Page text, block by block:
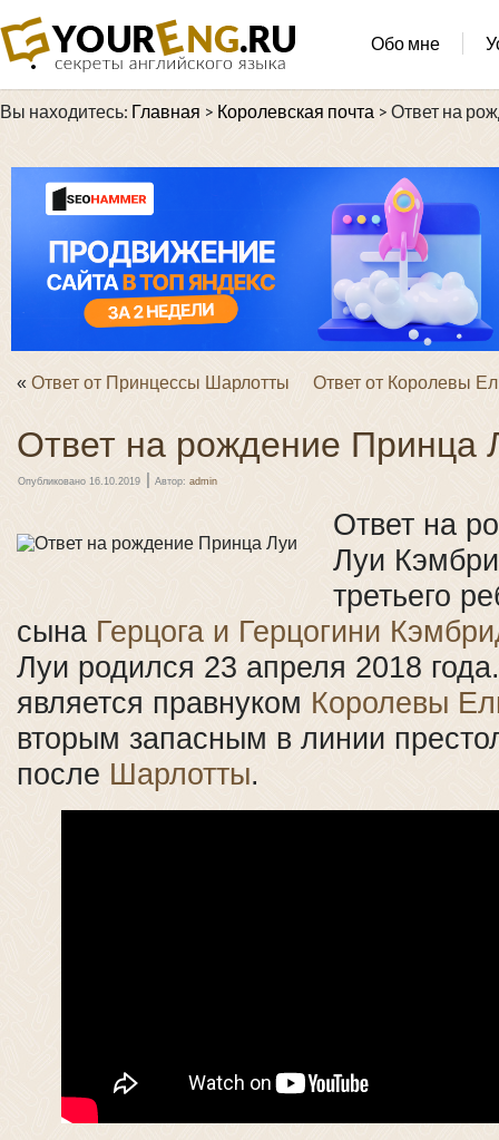
Обо мне
Вы находитесь: Главная > Королевская почта > Ответ на
« Ответ от Принцессы Шарлотты Ответ от Королевы
Ответ на рождение Принца
Опубликовано 16.10.2019 | Автор: admin
Ответ на
Луи
третьего
сына Герцога и Герцогини
Луи родился 23 апреля 2018
является правнуком Королевы
вторым запасным в линии
после Шарлотты.